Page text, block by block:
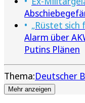
„Rüstet sich
Alarm über
Putins Plänen
Thema:Deutscher
Mehr anzeigen